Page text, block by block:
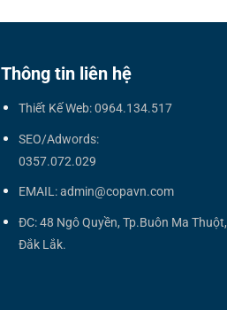
Thông tin liên hệ
Thiết Kế Web: 0964.134.517
SEO/Adwords:
0357.072.029
EMAIL: admin@copavn.com
ĐC: 48 Ngô Quyền, Tp.Buôn Ma Thuột,
Đắk Lắk.